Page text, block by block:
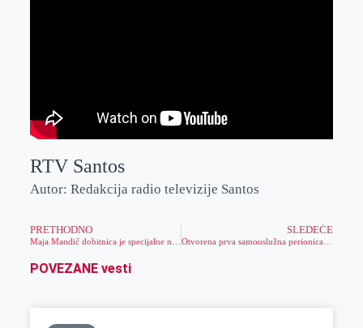
RTV Santos
Autor: Redakcija radio televizije Santos
PRETHODNO SLEDEĆE
POVEZANE vesti